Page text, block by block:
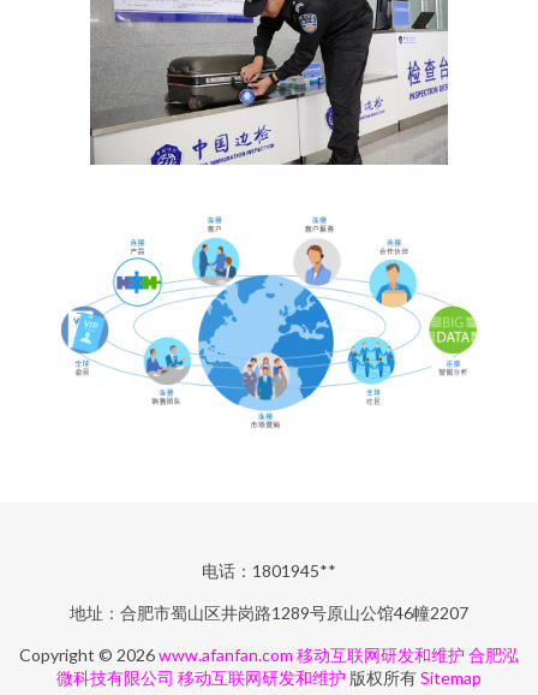
电话：1801945**
地址：合肥市蜀山区井岗路1289号原山公馆46幢2207
Copyright © 2026www.afanfan.com 移动互联网研发和维护 合肥泓
微科技有限公司 移动互联网研发和维护 版权所有Sitemap